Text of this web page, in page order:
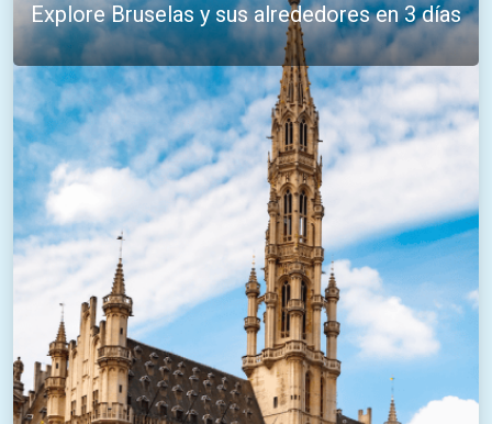
Explore Bruselas y sus alrededores en 3 días